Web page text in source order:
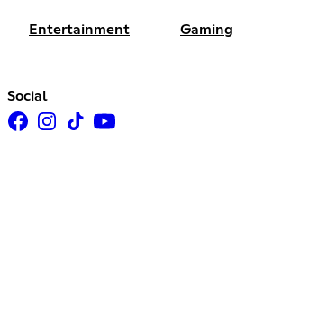
Entertainment Gaming
Social